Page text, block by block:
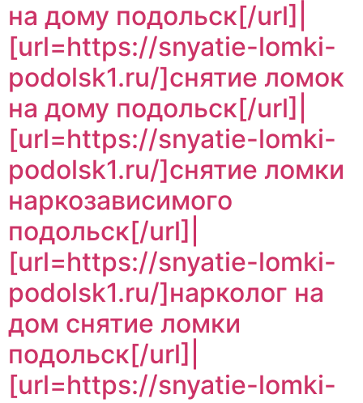
на дому подольск[/url]|
[url=https://snyatie-lomki-
podolsk1.ru/]снятие ломок
на дому подольск[/url]|
[url=https://snyatie-lomki-
podolsk1.ru/]снятие ломки
наркозависимого
подольск[/url]|
[url=https://snyatie-lomki-
podolsk1.ru/]нарколог на
дом снятие ломки
подольск[/url]|
[url=https://snyatie-lomki-